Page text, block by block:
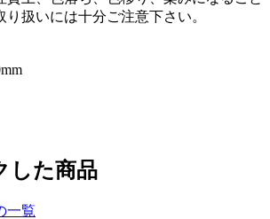
扱いには十分ご注意下さい。
した商品
一覧